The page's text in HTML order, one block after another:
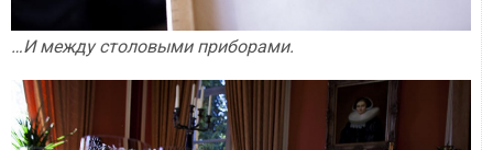
…И между столовыми приборами.